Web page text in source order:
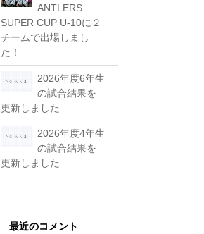
ANTLERS
SUPER CUP U-10に２
チームで出場しまし
た！
2026年度6年生
の試合結果を
更新しました
2026年度4年生
の試合結果を
更新しました
最近のコメント